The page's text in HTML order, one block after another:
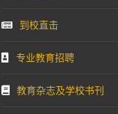
到校直击
专业教育招聘
教育杂志及学校书刊